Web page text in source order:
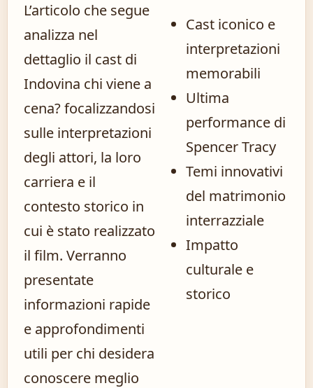
L’articolo che segue
analizza nel
dettaglio il cast di
Indovina chi viene a
cena? focalizzandosi
sulle interpretazioni
degli attori, la loro
carriera e il
contesto storico in
cui è stato realizzato
il film. Verranno
presentate
informazioni rapide
e approfondimenti
utili per chi desidera
conoscere meglio
Cast iconico e
interpretazioni
memorabili
Ultima
performance di
Spencer Tracy
Temi innovativi
del matrimonio
interrazziale
Impatto
culturale e
storico